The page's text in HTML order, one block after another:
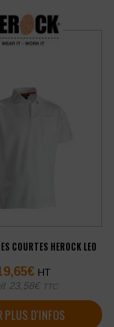
COURTES HEROCK LEO
€ HT
23,58€ TTC
PLUS D'INFOS